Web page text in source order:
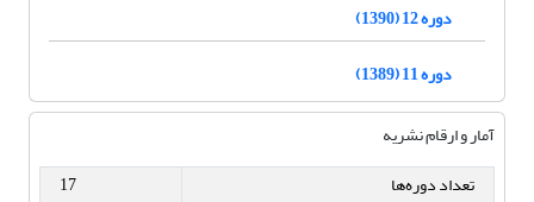
دوره 12 (1390)
دوره 11 (1389)
آمار و ارقام نشریه
تعداد دوره‌ها
17